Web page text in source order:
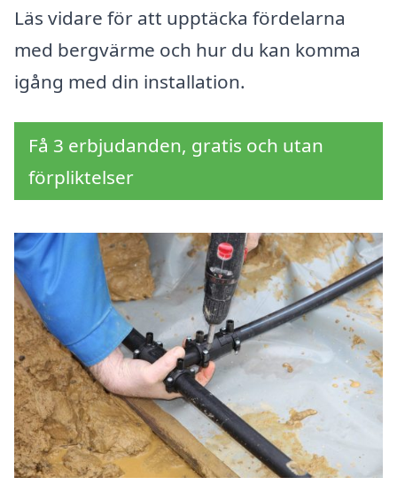
Läs vidare för att upptäcka fördelarna
med bergvärme och hur du kan komma
igång med din installation.
Få 3 erbjudanden, gratis och utan
förpliktelser